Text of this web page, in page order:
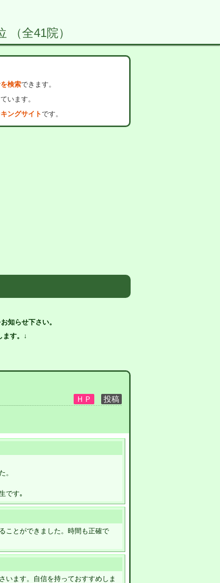
（全41院）
検索できます。
います。
ングサイトです。
知らせ下さい。
ます。↓
。
す｡
ことができました。時間も正確で
います。自信を持っておすすめしま